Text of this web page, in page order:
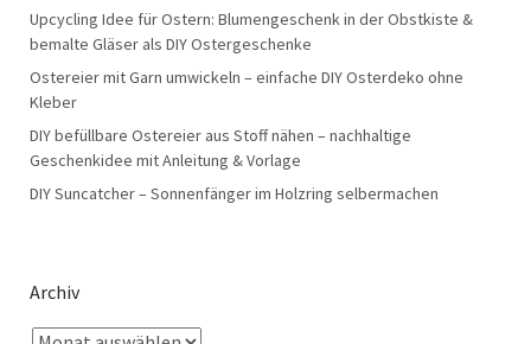
Upcycling Idee für Ostern: Blumengeschenk in der Obstkiste &
bemalte Gläser als DIY Ostergeschenke
Ostereier mit Garn umwickeln – einfache DIY Osterdeko ohne
Kleber
DIY befüllbare Ostereier aus Stoff nähen – nachhaltige
Geschenkidee mit Anleitung & Vorlage
DIY Suncatcher – Sonnenfänger im Holzring selbermachen
Archiv